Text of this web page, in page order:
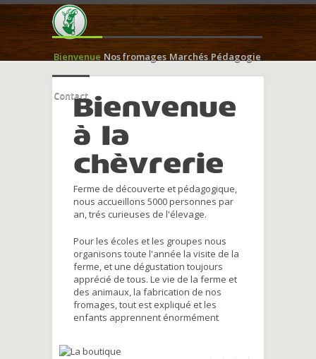
Bienvenue Nos fromages Marchés Pédagogie
ContactBienvenue
à la
chèvrerie
Ferme de découverte et pédagogique,
nous accueillons 5000 personnes par
an, trés curieuses de l'élevage.
Pour les écoles et les groupes nous
organisons toute l'année la visite de la
ferme, et une dégustation toujours
apprécié de tous. Le vie de la ferme et
des animaux, la fabrication de nos
fromages, tout est expliqué et les
enfants apprennent énormément